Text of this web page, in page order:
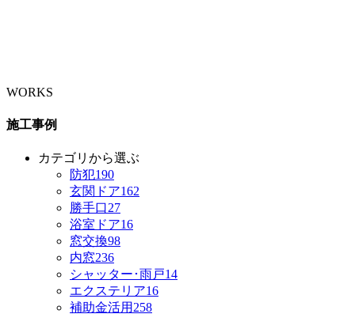
WORKS
施工事例
カテゴリから選ぶ
防犯190
玄関ドア162
勝手口27
浴室ドア16
窓交換98
内窓236
シャッター･雨戸14
エクステリア16
補助金活用 258